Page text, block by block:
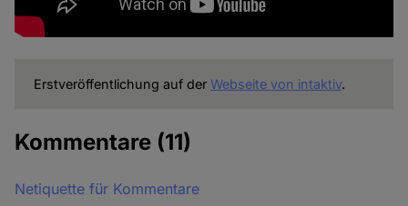
Erstveröffentlichung auf der Webseite von intaktiv.
Kommentare (11)
Netiquette für Kommentare